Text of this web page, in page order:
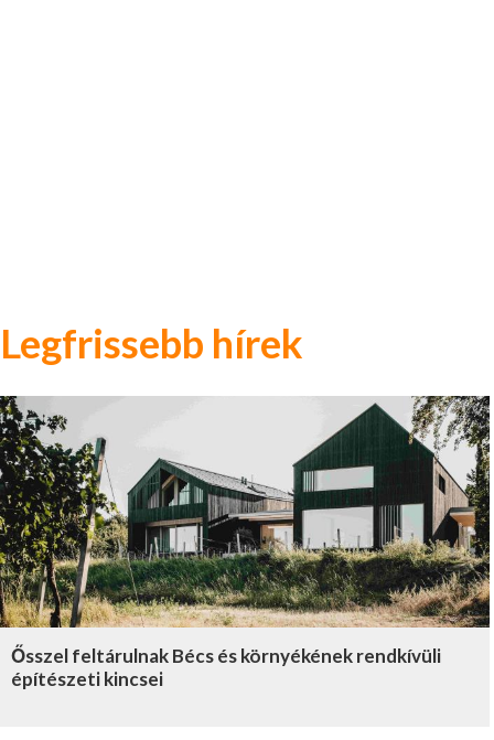
Legfrissebb hírek
Ősszel feltárulnak Bécs és környékének rendkívüli
építészeti kincsei